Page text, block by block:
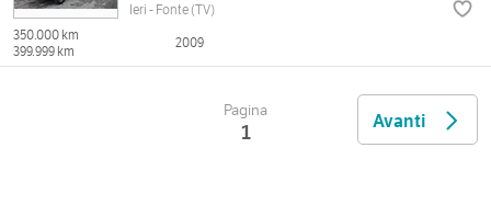
Ieri - Fonte (TV)
350.000 km
399.999 km
2009
Pagina
1 Avanti